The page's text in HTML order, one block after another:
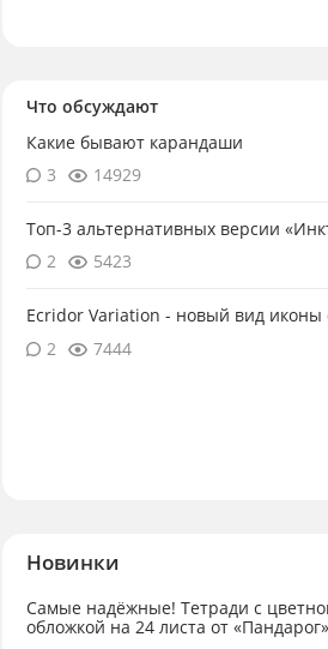
Что обсуждают
Какие бывают карандаши
3
14929
Топ-3 альтернативных версии
2
5423
Ecridor Variation - новый вид иконы
2
7444
Новинки
Самые надёжные! Тетради с
обложкой на 24 листа от «Пандарог»